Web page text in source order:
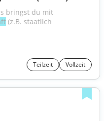
bringst du mit
(z.B. staatlich
Teilzeit Vollzeit